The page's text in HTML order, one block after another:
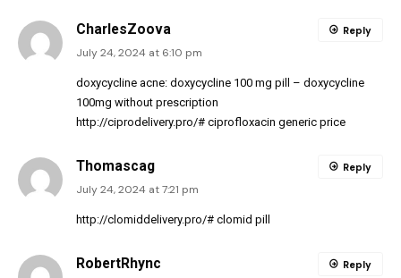
CharlesZoova
July 24, 2024 at 6:10 pm
doxycycline acne: doxycycline 100 mg pill – doxycycline
100mg without prescription
http://ciprodelivery.pro/# ciprofloxacin generic price
Reply
Thomascag
July 24, 2024 at 7:21 pm
http://clomiddelivery.pro/# clomid pill
Reply
RobertRhync Reply